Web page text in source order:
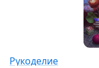
Рукоделие